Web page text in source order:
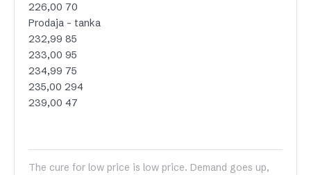
226,00 70
Prodaja – tanka
232,99 85
233,00 95
234,99 75
235,00 294
239,00 47
The cure for low price is low price. Demand goes up,